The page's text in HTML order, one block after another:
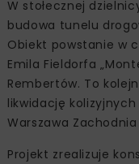
W stołecznej
budowa tunelu
Obiekt powstanie w
Emila Fieldorfa
Rembertów. To
likwidację
Warszawa
Projekt zrealizuje